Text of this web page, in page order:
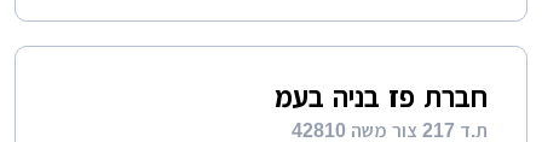
חברת פז בניה בעמ
ת.ד 217 צור משה 42810